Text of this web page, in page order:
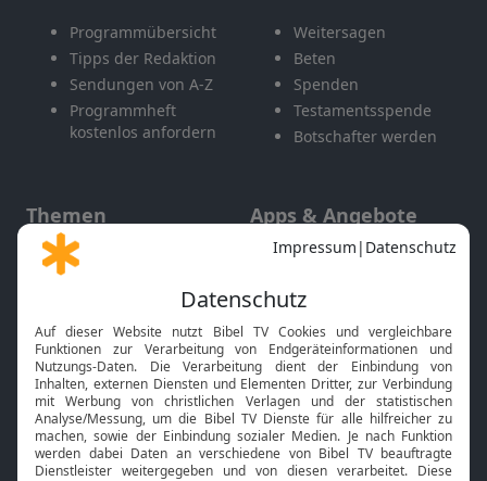
Programmübersicht
Tipps der Redaktion
Sendungen von A-Z
Programmheft
kostenlos anfordern
Weitersagen
Beten
Spenden
Testamentsspende
Botschafter werden
Themen
Gott und Bibel erklärt
Neuigkeiten
Apps & Angebote
Mobile App
Smart TV
HbbTV
Bibelthek Online-Bibel
Nächster Gottesdienst